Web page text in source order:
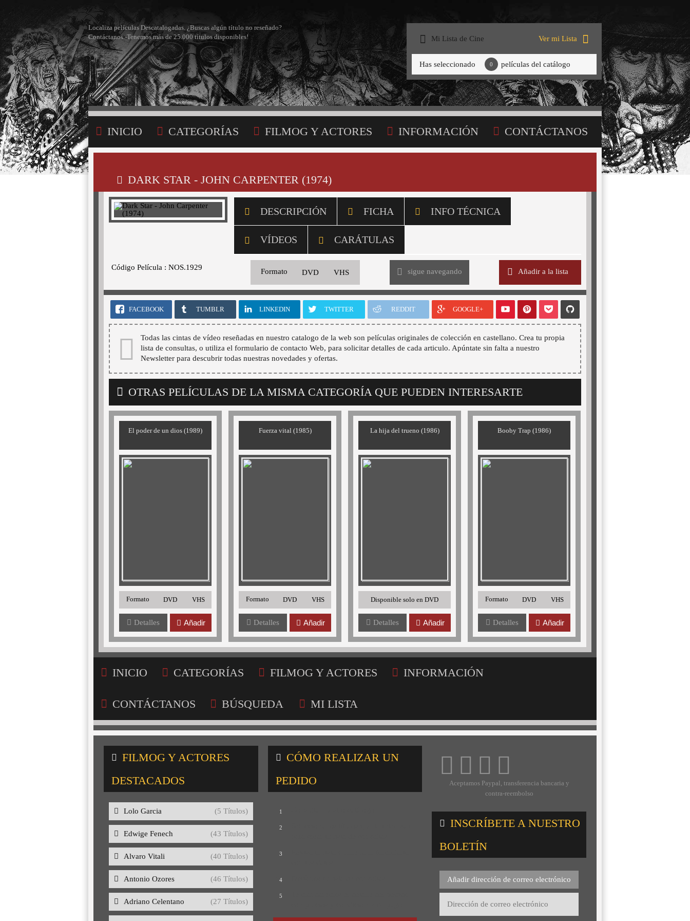
Localiza películas Descatalogadas. ¿Buscas algún título no reseñado?
Contáctanos -Tenemos más de 25.000 títulos disponibles!
Mi Lista de Cine Ver mi Lista
Has seleccionado 0 películas del catálogo
INICIO CATEGORÍAS FILMOG Y ACTORES INFORMACIÓN CONTÁCTANOS
DARK STAR - JOHN CARPENTER (1974)
DESCRIPCIÓN FICHA INFO TÉCNICA
VÍDEOS CARÁTULAS
Código Película : NOS.1929
Formato DVD VHS sigue navegando Añadir a la lista
FACEBOOK TUMBLR LINKEDIN TWITTER REDDIT GOOGLE+
Todas las cintas de vídeo reseñadas en nuestro catalogo de la web son películas originales de colección en castellano. Crea tu propia
lista de consultas, o utiliza el formulario de contacto Web, para solicitar detalles de cada articulo. Apúntate sin falta a nuestro
Newsletter para descubrir todas nuestras novedades y ofertas.
OTRAS PELÍCULAS DE LA MISMA CATEGORÍA QUE PUEDEN INTERESARTE
El poder de un dios (1989)
Formato DVD VHS
Detalles Añadir
Fuerza vital (1985)
Formato DVD VHS
Detalles Añadir
La hija del trueno (1986)
Disponible solo en DVD
Detalles Añadir
Booby Trap (1986)
Formato DVD VHS
Detalles Añadir
INICIO CATEGORÍAS FILMOG Y ACTORES INFORMACIÓN
CONTÁCTANOS BÚSQUEDA MI LISTA
FILMOG Y ACTORES
DESTACADOS
Lolo Garcia (5 Títulos)
Edwige Fenech (43 Títulos)
Alvaro Vitali (40 Títulos)
Antonio Ozores (46 Títulos)
Adriano Celentano (27 Títulos)
CÓMO REALIZAR UN
PEDIDO
1
2
3
4
5
Aceptamos Paypal, transferencia bancaria y
contra-reembolso
INSCRÍBETE A NUESTRO
BOLETÍN
Añadir dirección de correo electrónico